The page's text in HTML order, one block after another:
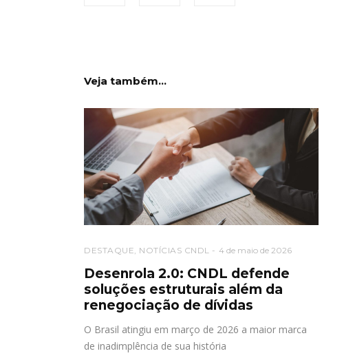
Veja também...
DESTAQUE NOTÍCIAS CNDL 4 de maio de 2026
Desenrola 2.0: CNDL defende
soluções estruturais além da
renegociação de dívidas
O Brasil atingiu em março de 2026 a maior marca
de inadimplência de sua história